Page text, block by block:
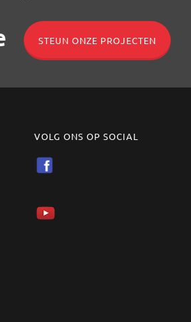
STEUN ONZE PROJECTEN
VOLG ONS OP SOCIAL